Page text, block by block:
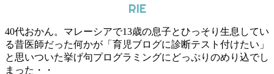
RIE
40代おかん。マレーシアで13歳の息子とひっそり生息してい
る昔医師だった何かが「育児ブログに診断テスト付けたい」
と思いついた挙げ句プログラミングにどっぷりのめり込でし
まった・・